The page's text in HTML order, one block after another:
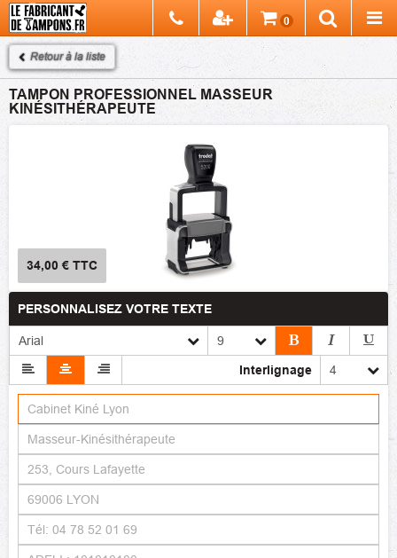
Retour à la liste
TAMPON PROFESSIONNEL MASSEUR
KINÉSITHÉRAPEUTE
34,00 € TTC
PERSONNALISEZ VOTRE TEXTE
Interlignage
0
Chercher